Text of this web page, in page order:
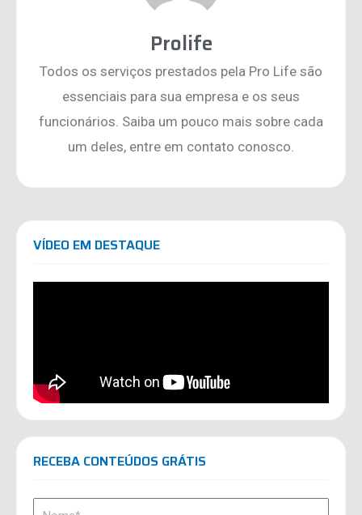
Prolife
Todos os serviços prestados pela Pro Life são
essenciais para sua empresa e os seus
funcionários. Saiba um pouco mais sobre cada
um deles, entre em contato conosco.
VÍDEO EM DESTAQUE
RECEBA CONTEÚDOS GRÁTIS